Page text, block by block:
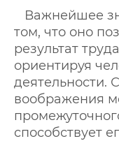
Важнейшее
том, что оно
результат
ориентируя
деятельности.
воображения
способствует